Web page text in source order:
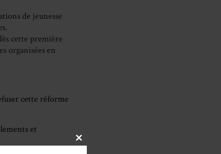
de jeunesse
cette première
organisées en
cette réforme
et
CLOSE